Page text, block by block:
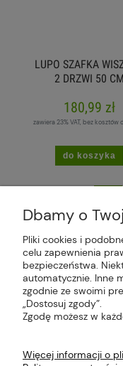
LUPO SZAFKA
2 DRZWI 50 CM
180,99 zł
zawiera 23% VAT, bez kosztów
do koszyka
Plus Market
Krasnystaw, woj.
| tel: 607
Dbamy o
Pliki cookies i
celu zapewnienia
bezpieczeństwa.
automatycznie. Inne
zgodnie ze swoimi
„Dostosuj zgody”.
Zgodę możesz w
Więcej informacji o